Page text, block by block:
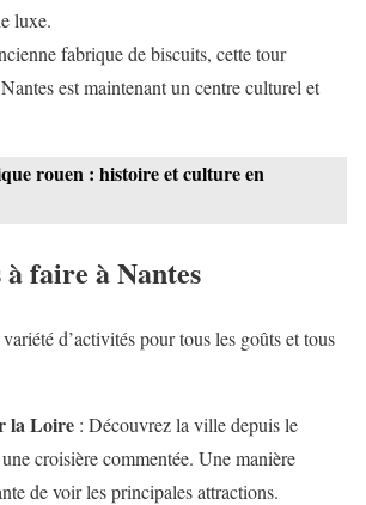
luxe.
fabrique de biscuits, cette tour
est maintenant un centre culturel et
rouen : histoire et culture en
faire à Nantes
d’activités pour tous les goûts et tous
la Loire : Découvrez la ville depuis le
croisière commentée. Une manière
de voir les principales attractions.